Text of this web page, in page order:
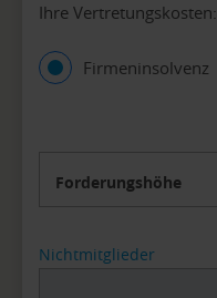
Ihre Vertretungskosten:
Firmeninsolvenz
Forderungshöhe
Nichtmitglieder